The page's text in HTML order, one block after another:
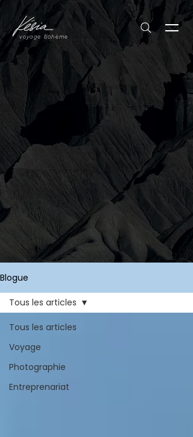
voyage bohème
Blogue
Tous les articles
Voyage
Photographie
Entreprenariat
Tous les articles